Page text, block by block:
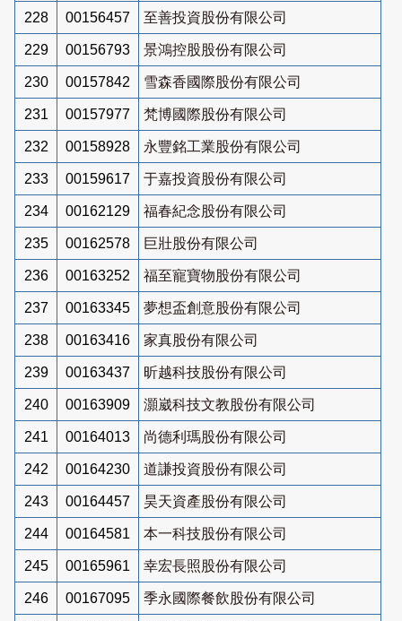
228 00156457 至善投資股份有限公司
229 00156793 景鴻控股股份有限公司
230 00157842 雪森香國際股份有限公司
231 00157977 梵博國際股份有限公司
232 00158928 永豐銘工業股份有限公司
233 00159617 于嘉投資股份有限公司
234 00162129 福春紀念股份有限公司
235 00162578 巨壯股份有限公司
236 00163252 福至寵寶物股份有限公司
237 00163345 夢想盃創意股份有限公司
238 00163416 家真股份有限公司
239 00163437 昕越科技股份有限公司
240 00163909 灝崴科技文教股份有限公司
241 00164013 尚德利瑪股份有限公司
242 00164230 道謙投資股份有限公司
243 00164457 昊天資產股份有限公司
244 00164581 本一科技股份有限公司
245 00165961 幸宏長照股份有限公司
246 00167095 季永國際餐飲股份有限公司